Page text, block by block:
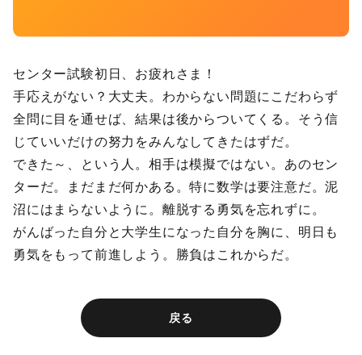
センター試験初日、お疲れさま！
手応えがない？大丈夫。わからない問題にこだわらず
全問に目を通せば、結果は後からついてくる。そう信
じていいだけの努力をみんなしてきたはずだ。
できた～、という人。相手は模擬ではない。あのセン
ターだ。まだまだ何かある。特に数学は要注意だ。泥
沼にはまらないように。離脱する勇気を忘れずに。
がんばった自分と大学生になった自分を胸に、明日も
勇気をもって前進しよう。勝負はこれからだ。
戻る